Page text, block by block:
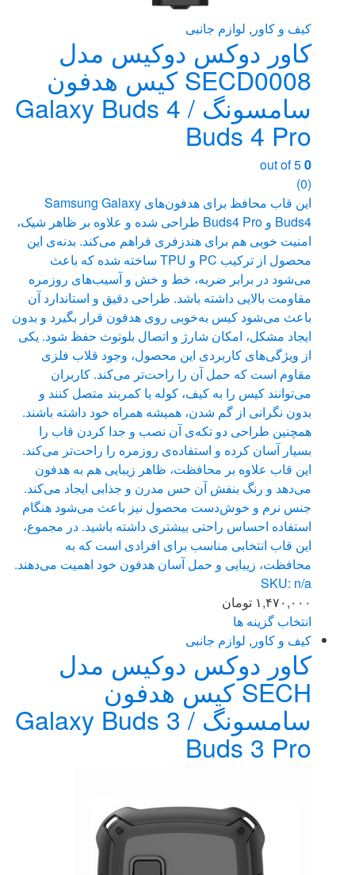
کیف و کاور , لوازم جانبی
کاور دوکس دوکیس مدل
SECD0008 کیس هدفون
سامسونگ Galaxy Buds 4 /
Buds 4 Pro
0
(0)
این قاب محافظ برای هدفون‌های Samsung Galaxy
Buds4 و Buds4 Pro طراحی شده و علاوه بر ظاهر شیک،
امنیت خوبی هم برای هندزفری فراهم می‌کند. بدنه‌ی این
محصول از ترکیب PC و TPU ساخته شده که باعث
می‌شود در برابر ضربه، خط و خش و آسیب‌های روزمره
مقاومت بالایی داشته باشد. طراحی دقیق و استاندارد آن
باعث می‌شود کیس به‌خوبی روی هدفون قرار بگیرد و بدون
ایجاد مشکل، امکان شارژ و اتصال بلوتوث حفظ شود. یکی
از ویژگی‌های کاربردی این محصول، وجود قلاب فلزی
مقاوم است که حمل آن را راحت‌تر می‌کند. کاربران
می‌توانند کیس را به کیف، کوله یا کمربند متصل کنند و
بدون نگرانی از گم شدن، همیشه همراه خود داشته باشند.
همچنین طراحی دو تکه‌ی آن نصب و جدا کردن قاب را
بسیار آسان کرده و استفاده‌ی روزمره را راحت‌تر می‌کند.
این قاب علاوه بر محافظت، ظاهر زیبایی هم به هدفون
می‌دهد و رنگ بنفش آن حس مدرن و جذابی ایجاد می‌کند.
جنس نرم و خوش‌دست محصول نیز باعث می‌شود هنگام
استفاده احساس راحتی بیشتری داشته باشید. در مجموع،
این قاب انتخابی مناسب برای افرادی است که به
محافظت، زیبایی و حمل آسان هدفون خود اهمیت می‌دهند.
SKU: n/a
۱,۴۷۰,۰۰۰ تومان
انتخاب گزینه ها
این
محصول
دارای
انواع
مختلفی
می
باشد.
کیف و کاور , لوازم جانبی
کاور دوکس دوکیس مدل
SECH کیس هدفون
سامسونگ Galaxy Buds 3 /
Buds 3 Pro